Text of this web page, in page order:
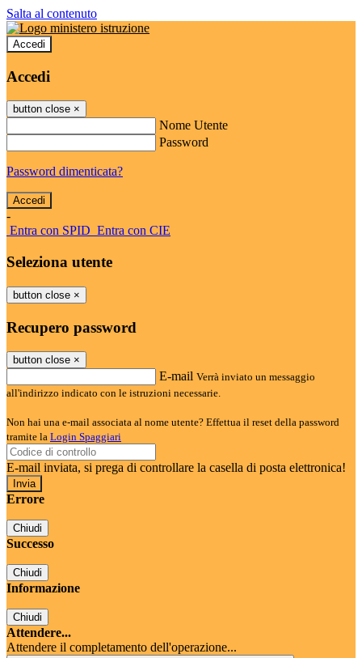
Salta al contenuto
Accedi
Accedi
button close ×
Nome Utente
Password
Password dimenticata?
-
Entra con SPID Entra con CIE
Seleziona utente
button close ×
Recupero password
button close ×
E-mail Verrà inviato un messaggio
all'indirizzo indicato con le istruzioni necessarie.
Non hai una e-mail associata al nome utente? Effettua il reset della password
tramite la Login Spaggiari
E-mail inviata, si prega di controllare la casella di posta elettronica!
Errore
Chiudi
Successo
Chiudi
Informazione
Chiudi
Attendere...
Attendere il completamento dell'operazione...